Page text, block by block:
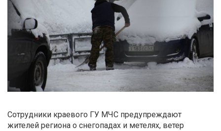
Сотрудники краевого ГУ МЧС предупреждают
жителей региона о снегопадах и метелях, ветер